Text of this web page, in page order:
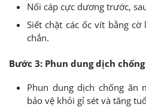
Nối cáp cực dương trước,
Siết chặt các ốc vít bằng
chắn.
Bước 3: Phun dung dịch
Phun dung dịch chống ăn
bảo vệ khỏi gỉ sét và tăng